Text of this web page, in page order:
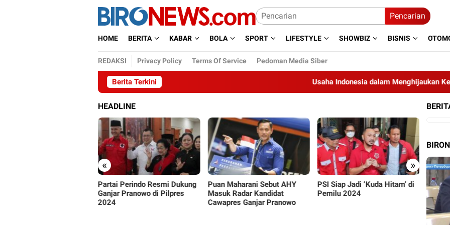
Pencarian
HOME BERITA KABAR BOLA SPORT LIFESTYLE SHOWBIZ BISNIS
REDAKSI Privacy Policy Terms Of Service Pedoman Media Siber
Berita Terkini Usaha Indonesia dalam Menghijaukan Kembali
HEADLINE
« »
Puan Maharani Sebut AHY
Masuk Radar Kandidat
Cawapres Ganjar Pranowo
PSI Siap Jadi ‘Kuda Hitam’ di
Pemilu 2024
Gegara Nyaleg di Dua Partai,
Aldi Taher Trending di Twitter
PPP
Baik-
Ganjar